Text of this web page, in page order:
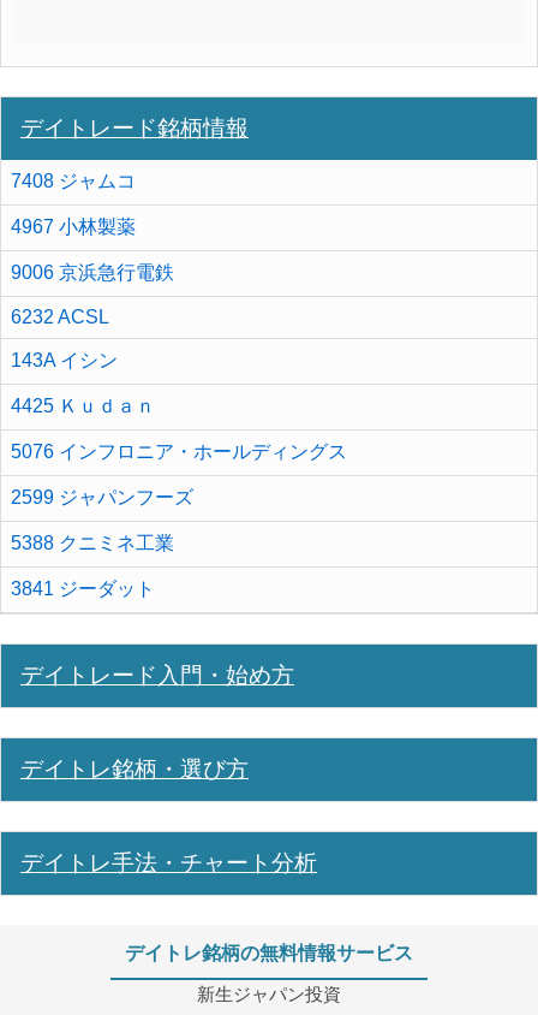
デイトレード銘柄情報
7408 ジャムコ
4967 小林製薬
9006 京浜急行電鉄
6232 ACSL
143A イシン
4425 Ｋｕｄａｎ
5076 インフロニア・ホールディングス
2599 ジャパンフーズ
5388 クニミネ工業
3841 ジーダット
デイトレード入門・始め方
デイトレ銘柄・選び方
デイトレ手法・チャート分析
デイトレ銘柄の無料情報サービス
新生ジャパン投資